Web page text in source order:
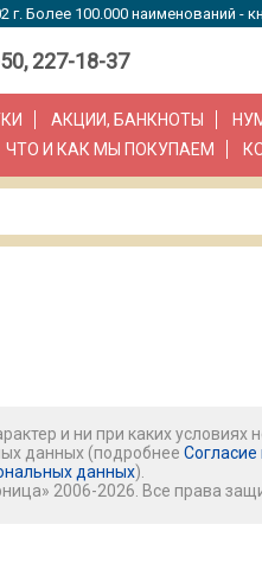
Более 100.000 наименований -
227-18-37
АКЦИИ, БАНКНОТЫ
ЧТО И КАК МЫ ПОКУПАЕМ
и ни при каких условиях
данных (подробнее
данных).
2006-2026. Все права